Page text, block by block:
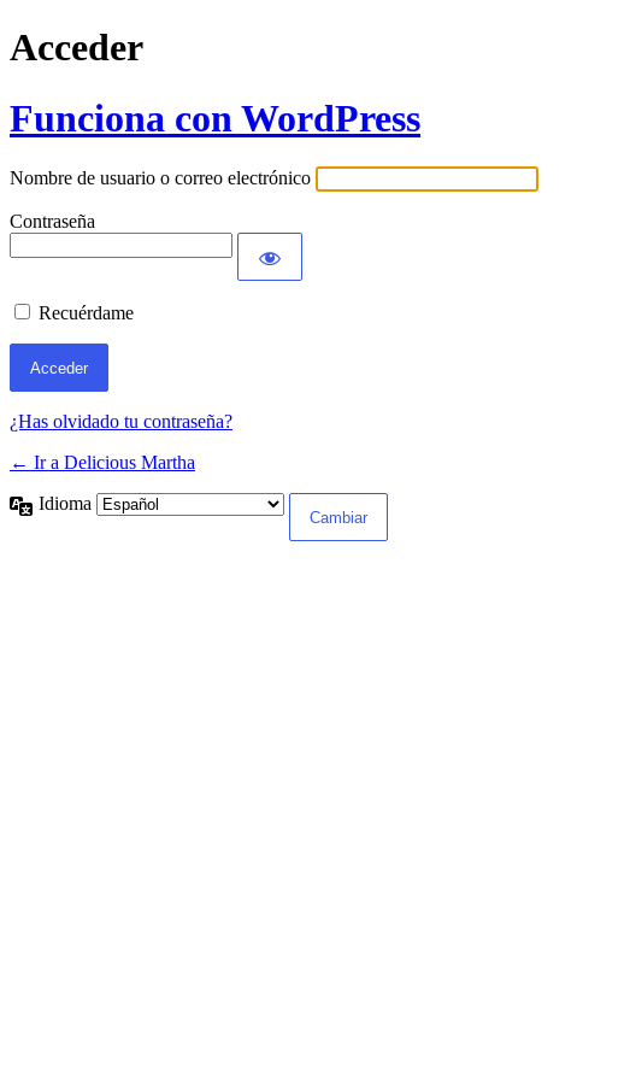
Acceder
Funciona con WordPress
Nombre de usuario o correo electrónico
Contraseña
Recuérdame
¿Has olvidado tu contraseña?
← Ir a Delicious Martha
Idioma